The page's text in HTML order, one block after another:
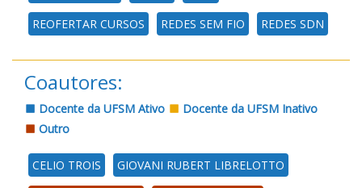
REOFERTAR CURSOS REDES SEM FIO REDES SDN
Coautores:
Docente da UFSM Ativo
Docente da UFSM Inativo
Outro
CELIO TROIS GIOVANI RUBERT LIBRELOTTO